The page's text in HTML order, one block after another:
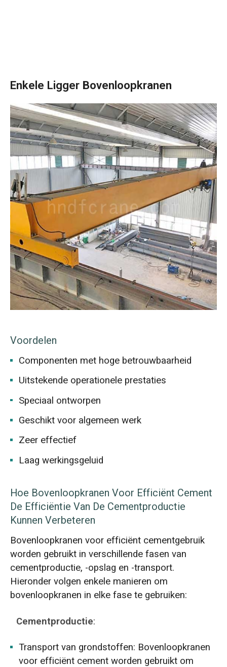
Enkele Ligger Bovenloopkranen
Voordelen
Componenten met hoge betrouwbaarheid
Uitstekende operationele prestaties
Speciaal ontworpen
Geschikt voor algemeen werk
Zeer effectief
Laag werkingsgeluid
Hoe Bovenloopkranen Voor Efficiënt Cement
De Efficiëntie Van De Cementproductie
Kunnen Verbeteren
Bovenloopkranen voor efficiënt cementgebruik
worden gebruikt in verschillende fasen van
cementproductie, -opslag en -transport.
Hieronder volgen enkele manieren om
bovenloopkranen in elke fase te gebruiken:
Cementproductie:
Transport van grondstoffen: Bovenloopkranen
voor efficiënt cement worden gebruikt om